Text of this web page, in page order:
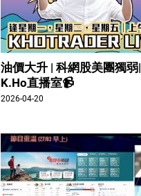
油價大升 | 科網股美團獨弱|
K.Ho直播室📹
2026-04-20